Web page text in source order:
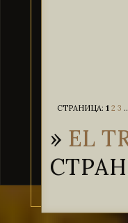
СТРАНИЦА: 1 2 3
» EL